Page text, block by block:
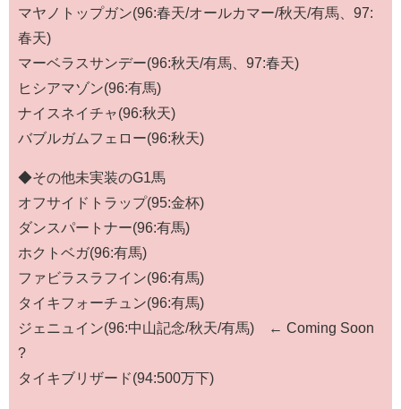
マヤノトップガン(96:春天/オールカマー/秋天/有馬、97:
春天)
マーベラスサンデー(96:秋天/有馬、97:春天)
ヒシアマゾン(96:有馬)
ナイスネイチャ(96:秋天)
バブルガムフェロー(96:秋天)
◆その他未実装のG1馬
オフサイドトラップ(95:金杯)
ダンスパートナー(96:有馬)
ホクトベガ(96:有馬)
ファビラスラフイン(96:有馬)
タイキフォーチュン(96:有馬)
ジェニュイン(96:中山記念/秋天/有馬) ← Coming Soon
?
タイキブリザード(94:500万下)